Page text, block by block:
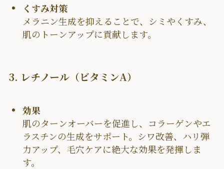
くすみ対策
メラニン生成を抑えることで、シミやくすみ、
肌のトーンアップに貢献します。
3. レチノール（ビタミンA）
効果
肌のターンオーバーを促進し、コラーゲンやエ
ラスチンの生成をサポート。シワ改善、ハリ弾
力アップ、毛穴ケアに絶大な効果を発揮しま
す。